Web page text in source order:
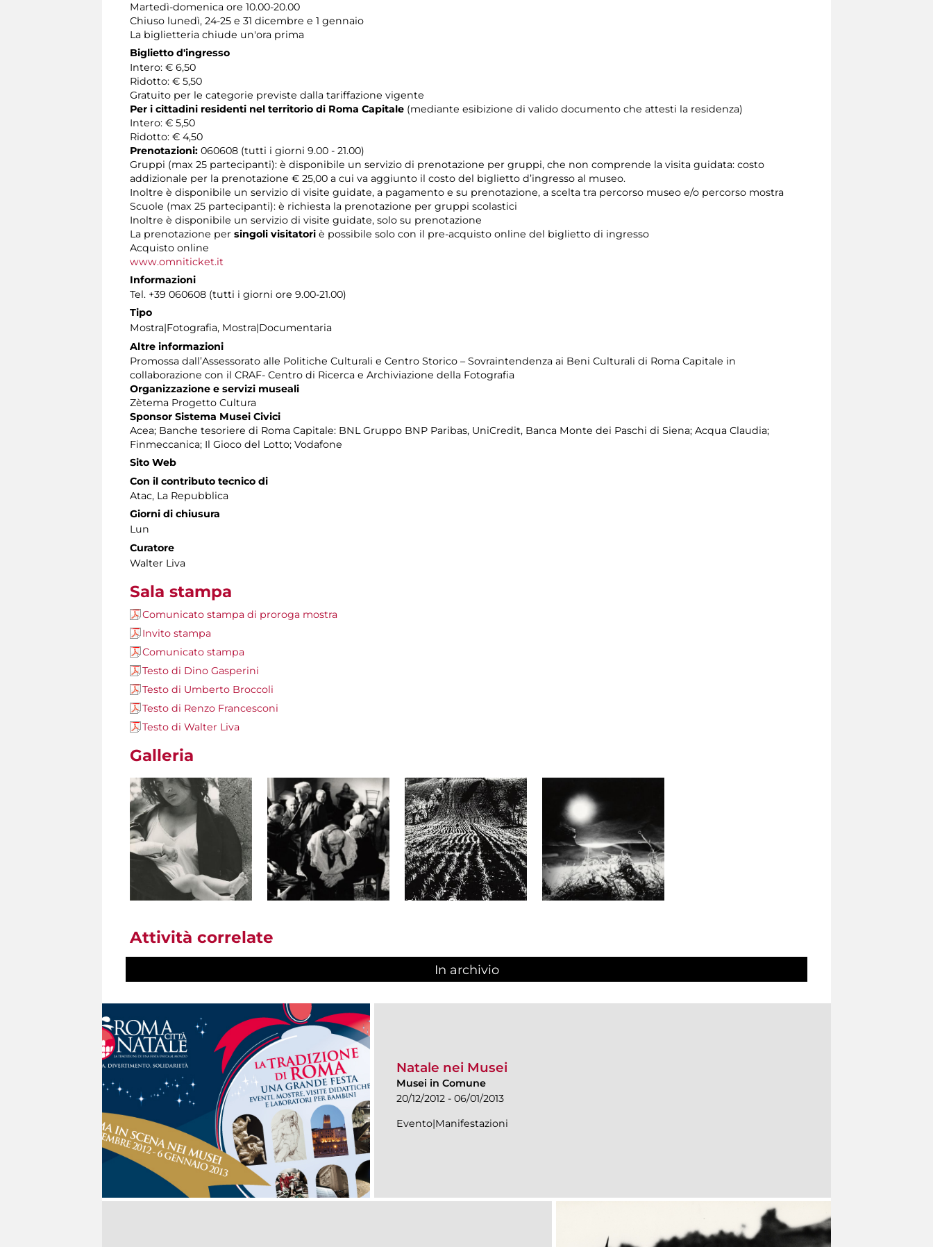
Martedì-domenica ore 10.00-20.00
Chiuso lunedì, 24-25 e 31 dicembre e 1 gennaio
La biglietteria chiude un'ora prima
Biglietto d'ingresso
Intero: € 6,50
Ridotto: € 5,50
Gratuito per le categorie previste dalla tariffazione vigente
Per i cittadini residenti nel territorio di Roma Capitale (mediante esibizione di valido documento che attesti la residenza)
Intero: € 5,50
Ridotto: € 4,50
Prenotazioni: 060608 (tutti i giorni 9.00 - 21.00)
Gruppi (max 25 partecipanti): è disponibile un servizio di prenotazione per gruppi, che non comprende la visita guidata: costo
addizionale per la prenotazione € 25,00 a cui va aggiunto il costo del biglietto d’ingresso al museo.
Inoltre è disponibile un servizio di visite guidate, a pagamento e su prenotazione, a scelta tra percorso museo e/o percorso mostra
Scuole (max 25 partecipanti): è richiesta la prenotazione per gruppi scolastici
Inoltre è disponibile un servizio di visite guidate, solo su prenotazione
La prenotazione per singoli visitatori è possibile solo con il pre-acquisto online del biglietto di ingresso
Acquisto online
www.omniticket.it
Informazioni
Tel. +39 060608 (tutti i giorni ore 9.00-21.00)
Tipo
Mostra|Fotografia, Mostra|Documentaria
Altre informazioni
Promossa dall’Assessorato alle Politiche Culturali e Centro Storico – Sovraintendenza ai Beni Culturali di Roma Capitale in
collaborazione con il CRAF- Centro di Ricerca e Archiviazione della Fotografia
Organizzazione e servizi museali
Zètema Progetto Cultura
Sponsor Sistema Musei Civici
Acea; Banche tesoriere di Roma Capitale: BNL Gruppo BNP Paribas, UniCredit, Banca Monte dei Paschi di Siena; Acqua Claudia;
Finmeccanica; Il Gioco del Lotto; Vodafone
Sito Web
Con il contributo tecnico di
Atac, La Repubblica
Giorni di chiusura
Lun
Curatore
Walter Liva
Sala stampa
Comunicato stampa di proroga mostra
Invito stampa
Comunicato stampa
Testo di Dino Gasperini
Testo di Umberto Broccoli
Testo di Renzo Francesconi
Testo di Walter Liva
Galleria
Attività correlate
In archivio
Natale nei Musei
Musei in Comune
20/12/2012 - 06/01/2013
Evento|Manifestazioni